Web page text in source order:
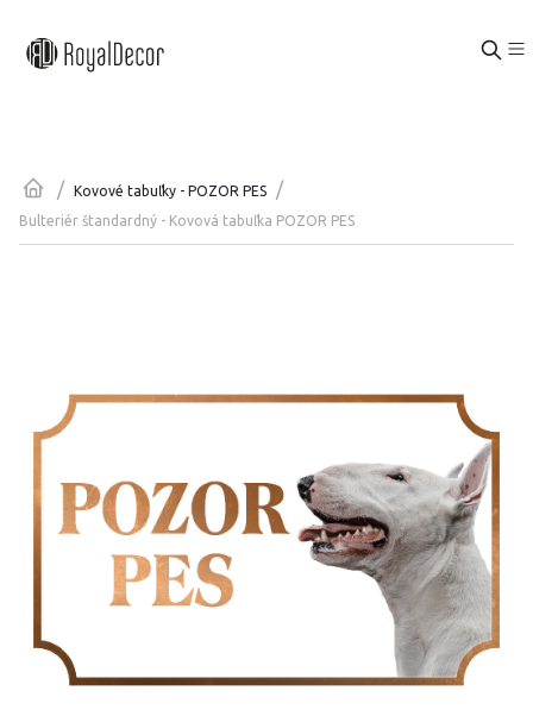
/ Kovové tabuľky - POZOR PES /
Bulteriér štandardný - Kovová tabuľka POZOR PES